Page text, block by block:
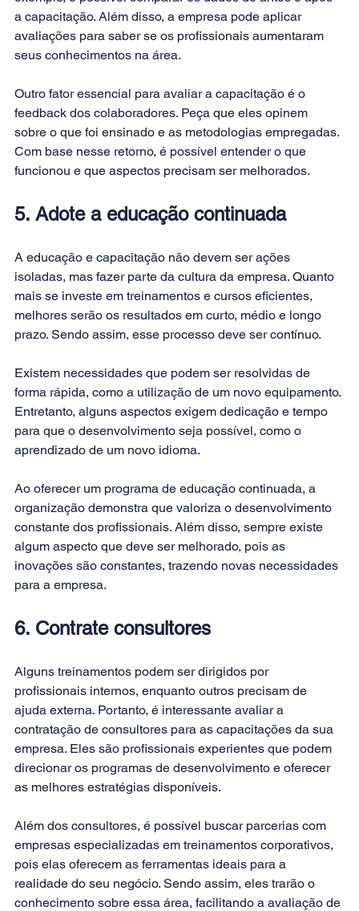
a capacitação. Além disso, a empresa pode aplicar
avaliações para saber se os profissionais aumentaram
seus conhecimentos na área.
Outro fator essencial para avaliar a capacitação é o
feedback dos colaboradores. Peça que eles opinem
sobre o que foi ensinado e as metodologias empregadas.
Com base nesse retorno, é possível entender o que
funcionou e que aspectos precisam ser melhorados.
5. Adote a educação continuada
A educação e capacitação não devem ser ações
isoladas, mas fazer parte da cultura da empresa. Quanto
mais se investe em treinamentos e cursos eficientes,
melhores serão os resultados em curto, médio e longo
prazo. Sendo assim, esse processo deve ser contínuo.
Existem necessidades que podem ser resolvidas de
forma rápida, como a utilização de um novo equipamento.
Entretanto, alguns aspectos exigem dedicação e tempo
para que o desenvolvimento seja possível, como o
aprendizado de um novo idioma.
Ao oferecer um programa de educação continuada, a
organização demonstra que valoriza o desenvolvimento
constante dos profissionais. Além disso, sempre existe
algum aspecto que deve ser melhorado, pois as
inovações são constantes, trazendo novas necessidades
para a empresa.
6. Contrate consultores
Alguns treinamentos podem ser dirigidos por
profissionais internos, enquanto outros precisam de
ajuda externa. Portanto, é interessante avaliar a
contratação de consultores para as capacitações da sua
empresa. Eles são profissionais experientes que podem
direcionar os programas de desenvolvimento e oferecer
as melhores estratégias disponíveis.
Além dos consultores, é possível buscar parcerias com
empresas especializadas em treinamentos corporativos,
pois elas oferecem as ferramentas ideais para a
realidade do seu negócio. Sendo assim, eles trarão o
conhecimento sobre essa área, facilitando a avaliação de